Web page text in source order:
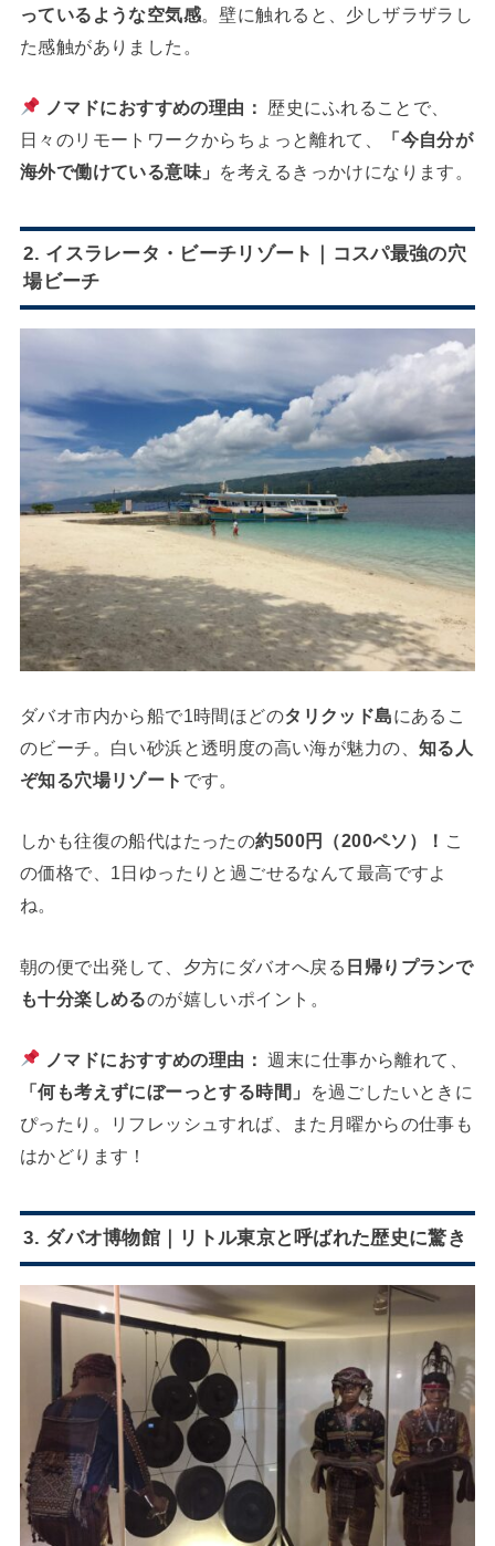
っているような空気感。壁に触れると、少しザラザラし
た感触がありました。
ノマドにおすすめの理由：
歴史にふれることで、
日々のリモートワークからちょっと離れて、
「今自分が
海外で働けている意味」 を考えるきっかけになります。
2. イスラレータ・ビーチリゾート｜コスパ最強の穴
場ビーチ
ダバオ市内から船で1時間ほどのタリクッド島にあるこ
のビーチ。白い砂浜と透明度の高い海が魅力の、 知る人
ぞ知る穴場リゾート です。
しかも往復の船代はたったの約500円（200ペソ）！ こ
の価格で、1日ゆったりと過ごせるなんて最高ですよ
ね。
朝の便で出発して、夕方にダバオへ戻る 日帰りプランで
も十分楽しめるのが嬉しいポイント。
ノマドにおすすめの理由： 週末に仕事から離れて、
「何も考えずにぼーっとする時間」
を過ごしたいときに
ぴったり。リフレッシュすれば、また月曜からの仕事も
はかどります！
3. ダバオ博物館｜リトル東京と呼ばれた歴史に驚き